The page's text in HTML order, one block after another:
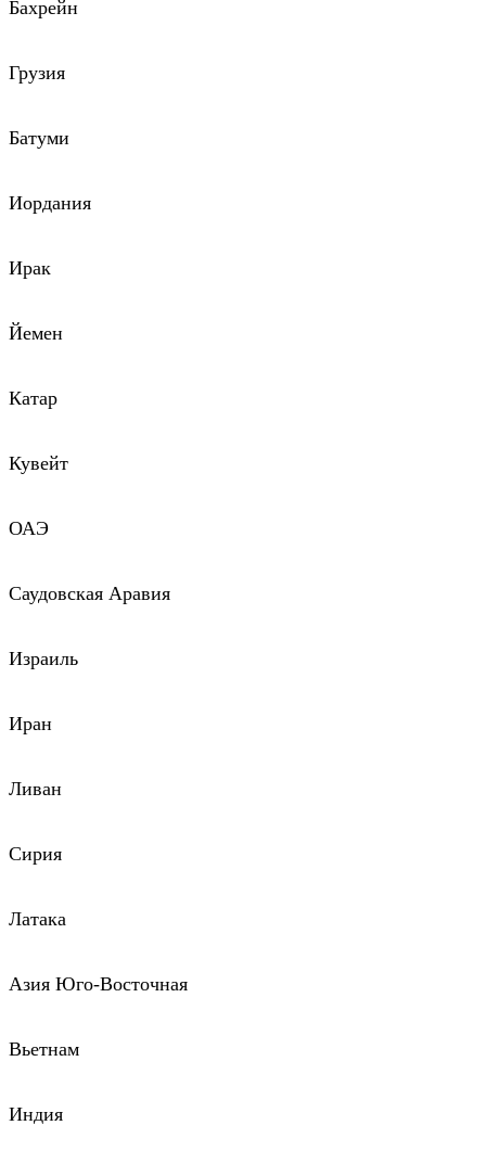
Бахрейн
Грузия
Батуми
Иордания
Ирак
Йемен
Катар
Кувейт
ОАЭ
Саудовская Аравия
Израиль
Иран
Ливан
Сирия
Латака
Азия Юго-Восточная
Вьетнам
Индия